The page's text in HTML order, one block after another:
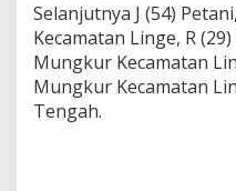
Selanjutnya J (54)
Kecamatan Linge, R
Mungkur Kecamatan
Mungkur Kecamatan
Tengah.